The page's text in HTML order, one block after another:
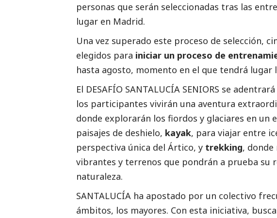
personas que serán seleccionadas tras las
lugar en Madrid.
Una vez superado este proceso de selección,
elegidos para iniciar un proceso de
hasta agosto, momento en el que tendrá lugar
El DESAFÍO SANTALUCÍA SENIORS se
los participantes vivirán una aventura
donde explorarán los fiordos y glaciares en un
paisajes de deshielo, kayak, para viajar entre
perspectiva única del Ártico, y trekking,
vibrantes y terrenos que pondrán a prueba su
naturaleza.
SANTALUCÍA ha apostado por un colectivo
ámbitos, los mayores. Con esta iniciativa,